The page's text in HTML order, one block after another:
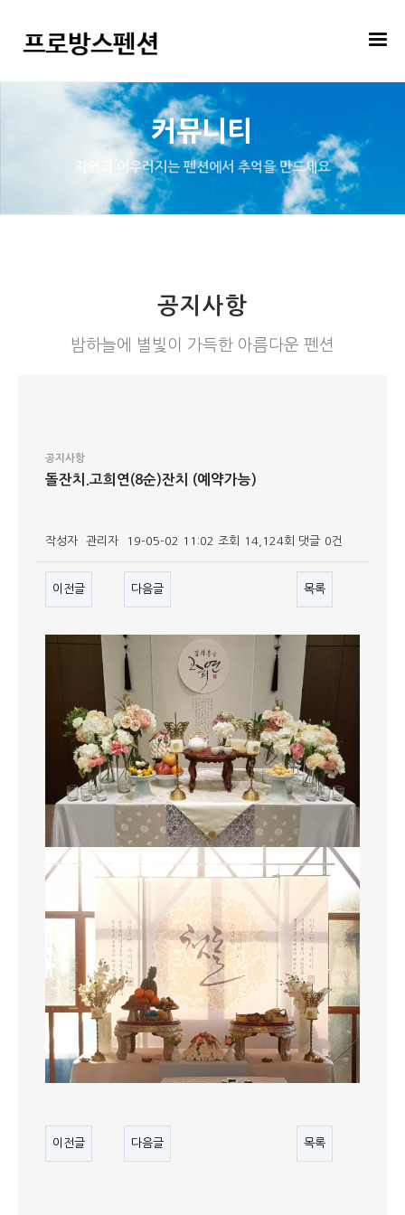
커뮤니티
자연과 어우러지는 펜션에서 추억을 만드세요
공지사항
밤하늘에 별빛이 가득한 아름다운 펜션
공지사항
돌잔치.고희연(8순)잔치 (예약가능)
작성자 관리자 19-05-02 11:02 조회 14,124회 댓글 0건
이전글 다음글 목록
본문
이전글 다음글 목록